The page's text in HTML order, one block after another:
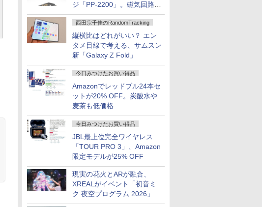
ジ「PP-2200」。磁気回路や
ハウジングを根本から見直し
西田宗千佳のRandomTracking
縦横比はどれがいい？ エン
タメ目線で考える、サムスン
新「Galaxy Z Fold」
今日みつけたお買い得品
Amazonでレッドブル24本セ
ットが20% OFF。炭酸水や
麦茶も低価格
今日みつけたお買い得品
JBL最上位完全ワイヤレス
「TOUR PRO 3」、Amazon
限定モデルが25% OFF
現実の花火とARが融合、
XREALがイベント「初音ミ
ク 夜空プログラム 2026」